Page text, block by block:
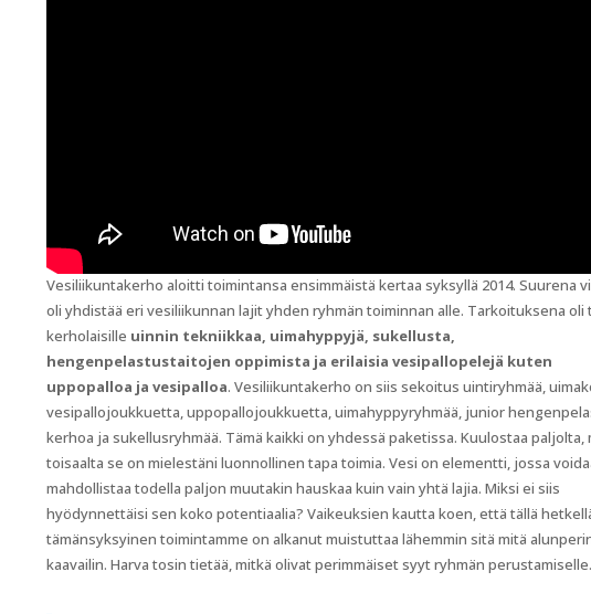
Vesiliikuntakerho aloitti toimintansa ensimmäistä kertaa syksyllä 2014. Suurena
oli yhdistää eri vesiliikunnan lajit yhden ryhmän toiminnan alle. Tarkoituksena oli
kerholaisille uinnin tekniikkaa, uimahyppyjä, sukellusta,
hengenpelastustaitojen oppimista ja erilaisia vesipallopelejä kuten
uppopalloa ja vesipalloa. Vesiliikuntakerho on siis sekoitus uintiryhmää,
vesipallojoukkuetta, uppopallojoukkuetta, uimahyppyryhmää, junior
kerhoa ja sukellusryhmää. Tämä kaikki on yhdessä paketissa. Kuulostaa paljolta,
toisaalta se on mielestäni luonnollinen tapa toimia. Vesi on elementti, jossa
mahdollistaa todella paljon muutakin hauskaa kuin vain yhtä lajia. Miksi ei siis
hyödynnettäisi sen koko potentiaalia? Vaikeuksien kautta koen, että tällä
tämänsyksyinen toimintamme on alkanut muistuttaa lähemmin sitä mitä
kaavailin. Harva tosin tietää, mitkä olivat perimmäiset syyt ryhmän perustamiselle.